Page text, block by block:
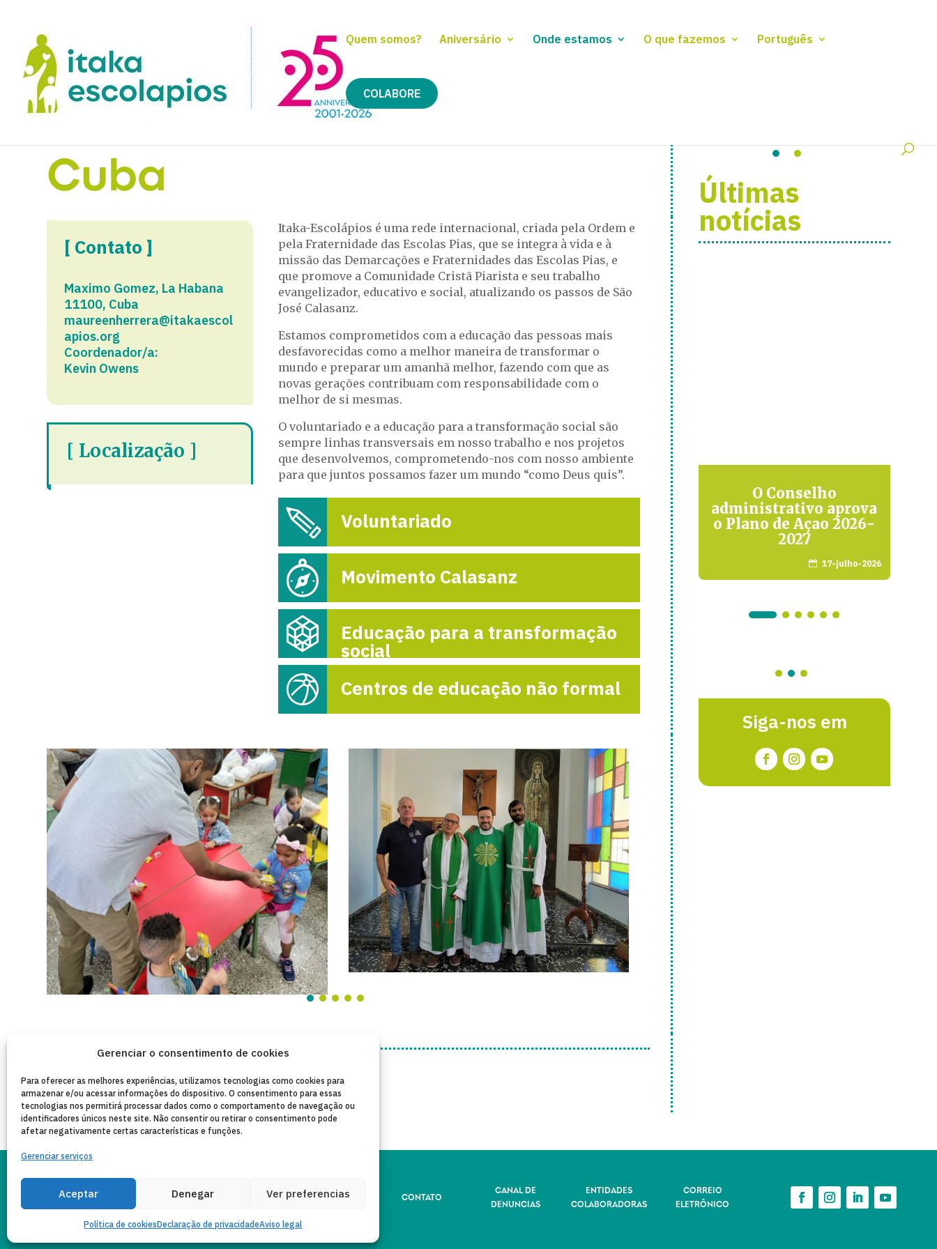
Gerenciar o consentimento de cookies
Para oferecer as melhores experiências, utilizamos tecnologias como cookies para
armazenar e/ou acessar informações do dispositivo. O consentimento para essas
tecnologias nos permitirá processar dados como o comportamento de navegação ou
identificadores únicos neste site. Não consentir ou retirar o consentimento pode
afetar negativamente certas características e funções.
Gerenciar serviços
Aceptar Denegar Ver preferencias
Política de cookiesDeclaração de privacidadeAviso legal
Quem somos? Aniversário Onde estamos O que fazemos Português
COLABORE
Cuba
[ Contato ]
Maximo Gomez, La Habana
11100, Cuba
maureenherrera@itakaescol
apios.org
Coordenador/a:
Kevin Owens
[ Localização ]
Itaka-Escolápios é uma rede internacional, criada pela Ordem e
pela Fraternidade das Escolas Pias, que se integra à vida e à
missão das Demarcações e Fraternidades das Escolas Pias, e
que promove a Comunidade Cristã Piarista e seu trabalho
evangelizador, educativo e social, atualizando os passos de São
José Calasanz.
Estamos comprometidos com a educação das pessoas mais
desfavorecidas como a melhor maneira de transformar o
mundo e preparar um amanhã melhor, fazendo com que as
novas gerações contribuam com responsabilidade com o
melhor de si mesmas.
O voluntariado e a educação para a transformação social são
sempre linhas transversais em nosso trabalho e nos projetos
que desenvolvemos, comprometendo-nos com nosso ambiente
para que juntos possamos fazer um mundo “como Deus quis”.
Voluntariado
Movimento Calasanz
Educação para a transformação
social
Centros de educação não formal
Últimas
notícias
 7-março-2026
O Conselho
administrativo aprova
o Plano de Açao 2026-
2027
 17-julho-2026
Siga-nos em
Copyleft 2025 Itaka-Escolapios AVISO LEGAL
POLÍTICA DE
CONTATO
CANAL DE
DENUNCIAS
ENTIDADES
COLABORADORAS
CORREIO
ELETRÔNICO